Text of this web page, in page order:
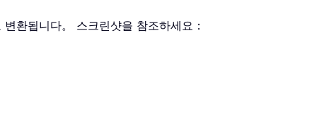
환됩니다。 스크린샷을 참조하세요：